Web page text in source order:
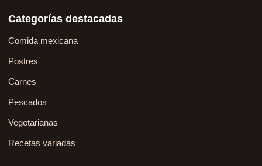
Categorías destacadas
Comida mexicana
Postres
Carnes
Pescados
Vegetarianas
Recetas variadas